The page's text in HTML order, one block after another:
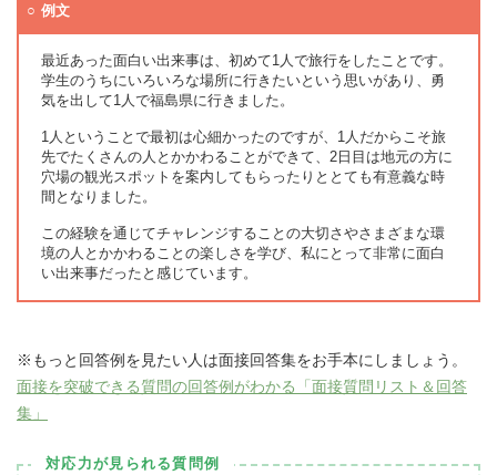
例文
最近あった面白い出来事は、初めて1人で旅行をしたことです。
学生のうちにいろいろな場所に行きたいという思いがあり、勇
気を出して1人で福島県に行きました。
1人ということで最初は心細かったのですが、1人だからこそ旅
先でたくさんの人とかかわることができて、2日目は地元の方に
穴場の観光スポットを案内してもらったりととても有意義な時
間となりました。
この経験を通じてチャレンジすることの大切さやさまざまな環
境の人とかかわることの楽しさを学び、私にとって非常に面白
い出来事だったと感じています。
※もっと回答例を見たい人は面接回答集をお手本にしましょう。
面接を突破できる質問の回答例がわかる「面接質問リスト＆回答
集」
対応力が見られる質問例